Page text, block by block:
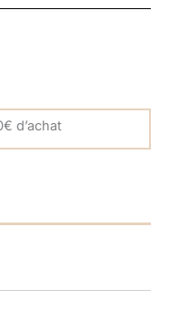
d’achat